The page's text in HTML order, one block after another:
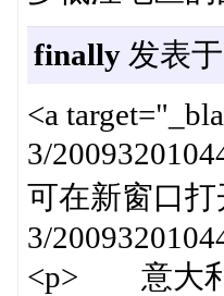
finally发表于
<a
3/
可在新窗口打
3/
<p> 意大